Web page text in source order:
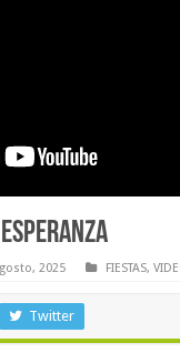
2025 FIESTAS,
Twitter